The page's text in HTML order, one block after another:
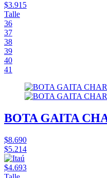
$3.915
Talle
36
37
38
39
40
41
BOTA GAITA
$8.690
$5.214
$4.693